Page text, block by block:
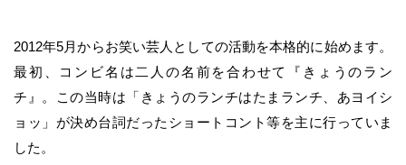
2012年5月からお笑い芸人としての活動を本格的に始めます。
最初、コンビ名は二人の名前を合わせて『きょうのラン
チ』。この当時は「きょうのランチはたまランチ、あヨイシ
ョッ」が決め台詞だったショートコント等を主に行っていま
した。